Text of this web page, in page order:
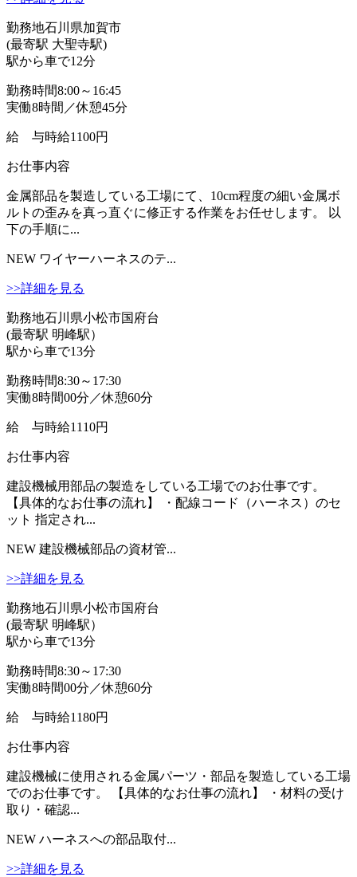
勤務地石川県加賀市
(最寄駅 大聖寺駅)
駅から車で12分
勤務時間8:00～16:45
実働8時間／休憩45分
給 与時給1100円
お仕事内容
金属部品を製造している工場にて、10cm程度の細い金属ボ
ルトの歪みを真っ直ぐに修正する作業をお任せします。 以
下の手順に...
NEW ワイヤーハーネスのテ...
>>詳細を見る
勤務地石川県小松市国府台
(最寄駅 明峰駅）
駅から車で13分
勤務時間8:30～17:30
実働8時間00分／休憩60分
給 与時給1110円
お仕事内容
建設機械用部品の製造をしている工場でのお仕事です。
【具体的なお仕事の流れ】 ・配線コード（ハーネス）のセ
ット 指定され...
NEW 建設機械部品の資材管...
>>詳細を見る
勤務地石川県小松市国府台
(最寄駅 明峰駅）
駅から車で13分
勤務時間8:30～17:30
実働8時間00分／休憩60分
給 与時給1180円
お仕事内容
建設機械に使用される金属パーツ・部品を製造している工場
でのお仕事です。 【具体的なお仕事の流れ】 ・材料の受け
取り・確認...
NEW ハーネスへの部品取付...
>>詳細を見る